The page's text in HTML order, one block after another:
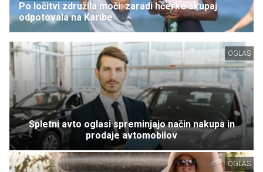
Po ločitvi združila moči: zaradi hčerke skupaj
odpotovala na Karibe
OGLAS
Spletni avto oglasi spreminjajo način nakupa in
prodaje avtomobilov
OGLAS